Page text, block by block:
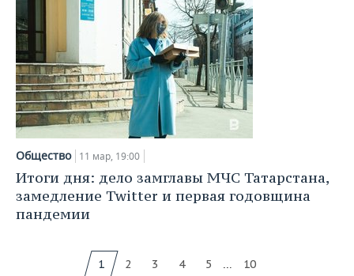
Общество 11 мар, 19:00
Итоги дня: дело замглавы МЧС Татарстана,
замедление Twitter и первая годовщина
пандемии
1 2 3 4 5 ... 10